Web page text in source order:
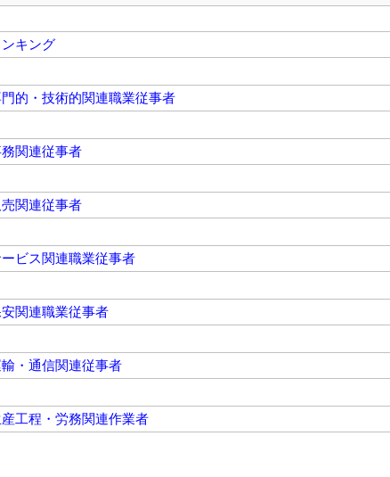
キング
的・技術的関連職業従事者
関連従事者
関連従事者
ビス関連職業従事者
関連職業従事者
・通信関連従事者
工程・労務関連作業者